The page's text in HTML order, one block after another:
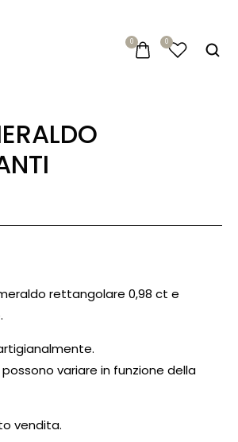
0 0
rettangolare 0,98 ct e
variare in funzione della
vendita.